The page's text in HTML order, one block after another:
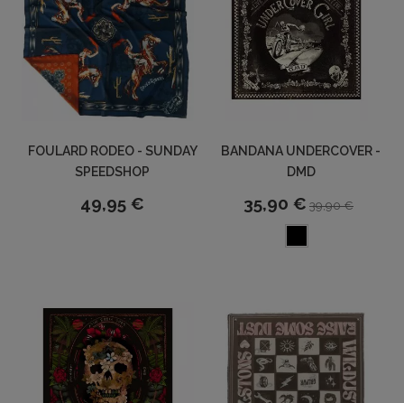
FOULARD RODEO - SUNDAY
SPEEDSHOP
49,95 €
BANDANA UNDERCOVER -
DMD
35,90 € 39,90 €